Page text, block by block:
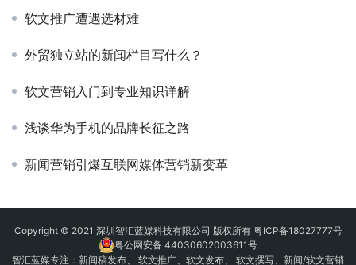
软文推广遭遇选材难
外贸独立站的新闻栏目写什么？
软文营销入门到专业知识详解
浅谈华为手机的品牌长征之路
新闻营销引爆互联网媒体营销新变革
Copyright © 2021 深圳智汇蓝媒科技有限公司 版权所有 粤ICP备18027777号
粤公网安备 44030602003611号
智汇蓝媒专注： 新闻稿发布、 软文推广、 软文发布、 软文撰写、新闻/软文营销